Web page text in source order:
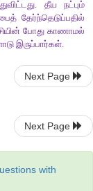
கையைப்
, வகுப்பில்
,படிப்பதற்குச்
உதவியாக
Next Page
Next Page
with